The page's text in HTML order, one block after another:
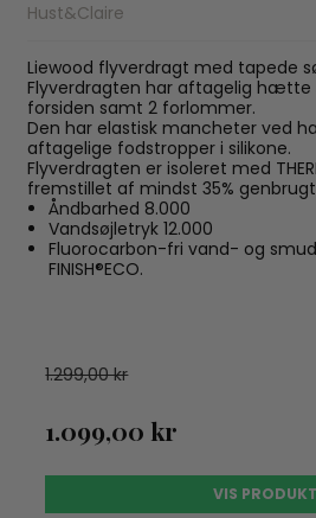
Hust&Claire
Liewood flyverdragt med tapede
Flyverdragten har aftagelig hætte
forsiden samt 2 forlommer.
Den har elastisk mancheter ved
aftagelige fodstropper i silikone.
Flyverdragten er isoleret med
fremstillet af mindst 35%
Åndbarhed 8.000
Vandsøjletryk 12.000
Fluorocarbon-fri vand- og
FINISH®ECO.
1.299,00 kr
1.099,00 kr
VIS PRODUKT